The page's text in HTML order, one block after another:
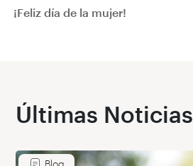
¡Feliz día de la mujer!
Últimas Noticias
Blog